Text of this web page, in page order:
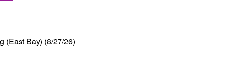
(East Bay) (8/27/26)